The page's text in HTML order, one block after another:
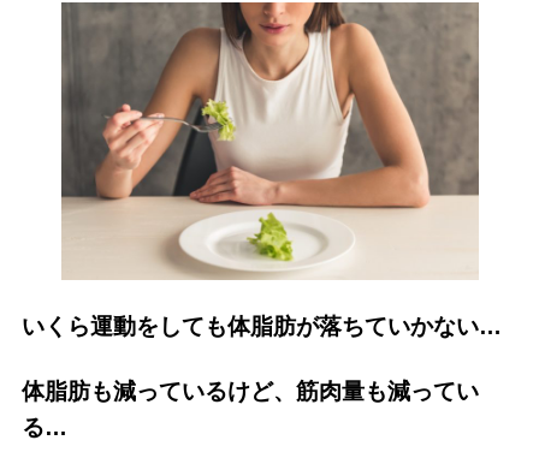
いくら運動をしても体脂肪が落ちていかない…
体脂肪も減っているけど、筋肉量も減ってい
る…